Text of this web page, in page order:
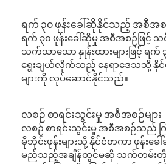
ရက် ၃၀ ဖုန်းခေါ်ဆိုနိုင်သည့် အစီအစဉ်
ရက် ၃၀ ဖုန်းခေါ်ဆိုမှု အစီအစဉ်ဖြင့်
သက်သာသော နှုန်းထားများဖြင့် ရ
ရွေးချယ်လိုက်သည့် နေရာဒေသသို့ နိုင်
များကို လုပ်ဆောင်နိုင်သည်။
လစဉ် စာရင်းသွင်းမှု အစီအစဉ်များ
လစဉ် စာရင်းသွင်းမှု အစီအစဉ်သည် ကြို
မိုဘိုင်းဖုန်းများသို့ နိုင်ငံတကာ ဖုန်းခေါ်
မည်သည့်အချိန်တွင်မဆို သက်တမ်းတို